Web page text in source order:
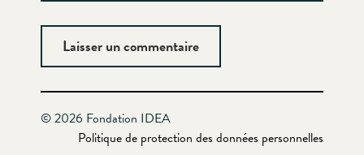
© 2026 Fondation IDEA
Politique de protection des données personnelles